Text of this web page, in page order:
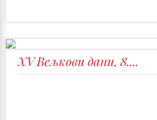
XV Вељкови дани, 8....